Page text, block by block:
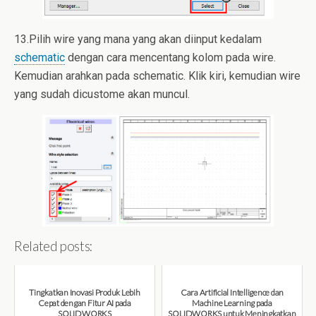
13.Pilih wire yang mana yang akan diinput kedalam
schematic dengan cara mencentang kolom pada wire.
Kemudian arahkan pada schematic. Klik kiri, kemudian wire
yang sudah dicustome akan muncul.
Related posts:
Tingkatkan Inovasi Produk Lebih
Cepat dengan Fitur AI pada
SOLIDWORKS
Cara Artificial Intelligence dan
Machine Learning pada
SOLIDWORKS untuk Meningkatkan